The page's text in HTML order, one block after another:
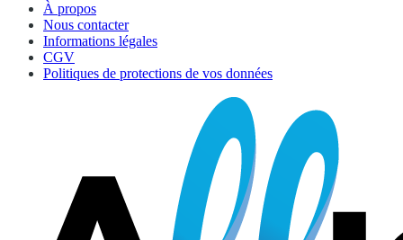
À propos
Nous contacter
Informations légales
CGV
Politiques de protections de vos données